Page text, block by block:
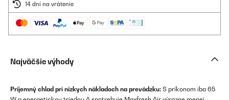
14 dní na vrátenie
Najväčšie výhody
Príjemný chlad pri nízkych nákladoch na prevádzku: S príkonom iba 65